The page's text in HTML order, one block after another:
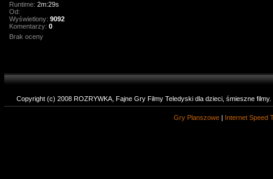
Runtime: 2m:29s
Od:
Wyświetlony: 9092
Komentarzy: 0
Brak oceny
Copyright (c) 2008 ROZRYWKA, Fajne Gry Filmy Teledyski dla dzieci, śmieszne
Gry Planszowe | Internet Speed